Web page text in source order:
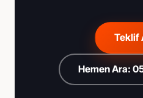
Teklif
Hemen Ara: